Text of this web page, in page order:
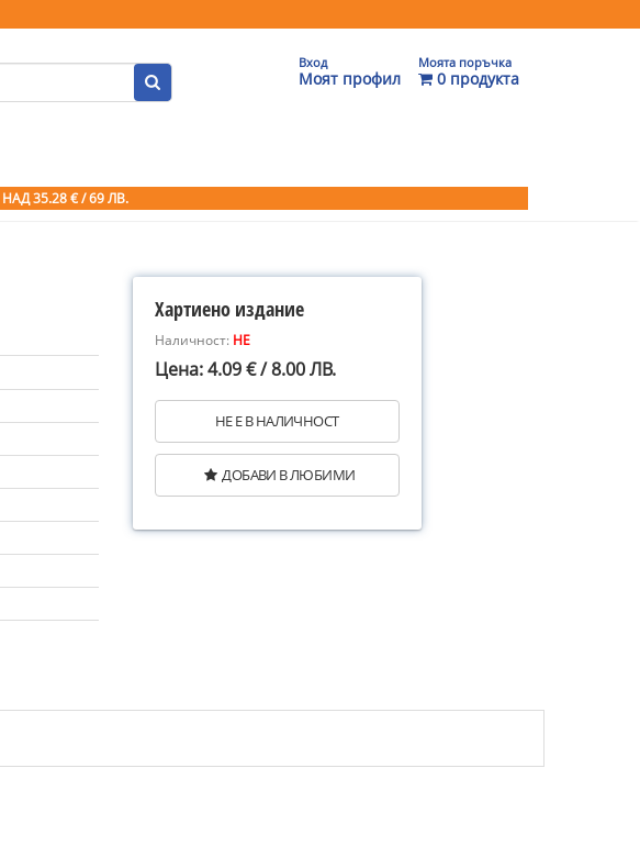
Вход
Моят профил
Моята поръчка
0 продукта
НАД 35.28 € / 69 ЛВ.
Хартиено издание
Наличност: НЕ
Цена: 4.09 € / 8.00 ЛВ.
НЕ Е В НАЛИЧНОСТ
ДОБАВИ В ЛЮБИМИ